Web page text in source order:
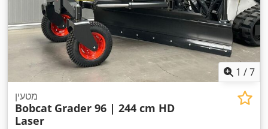
1 /7
מטעין
Bobcat Grader 96 | 244 cm HD
Laser